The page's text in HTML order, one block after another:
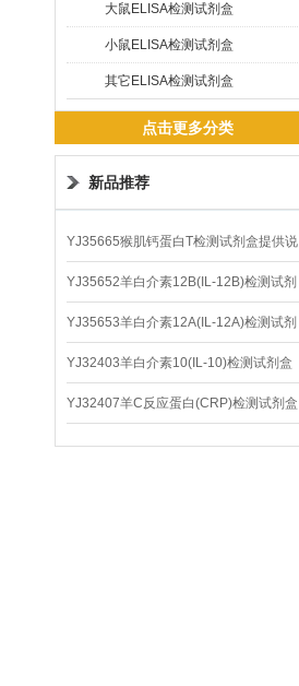
大鼠ELISA检测试剂盒
小鼠ELISA检测试剂盒
其它ELISA检测试剂盒
点击更多分类
新品推荐
YJ35665猴肌钙蛋白T检测试剂盒提供说
明书
YJ35652羊白介素12B(IL-12B)检测试剂
盒
YJ35653羊白介素12A(IL-12A)检测试剂
盒
YJ32403羊白介素10(IL-10)检测试剂盒
YJ32407羊C反应蛋白(CRP)检测试剂盒